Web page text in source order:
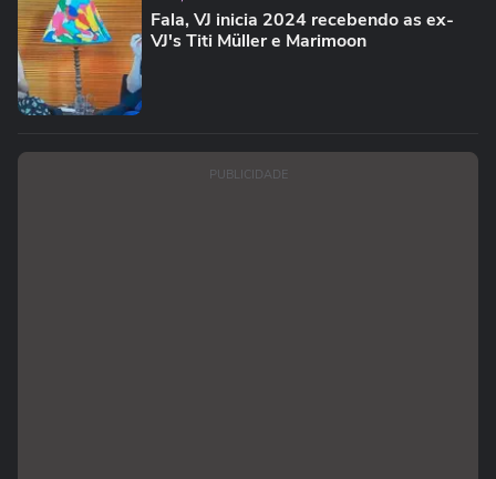
Fala, VJ inicia 2024 recebendo as ex-
VJ's Titi Müller e Marimoon
PUBLICIDADE